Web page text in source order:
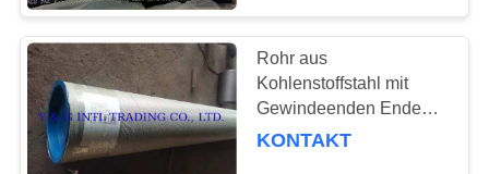
FABRIK-
AUSFLUG
QUALITÄTSKONTROLLE
Edelstahl-Rohre
96
Rohr aus
Kohlenstoffstahl mit
Gewindeenden Enden
in ASTM A53 ASTM
KONTAKT